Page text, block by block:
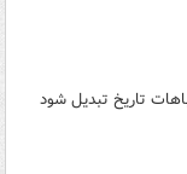
تاریخ تبدیل شود